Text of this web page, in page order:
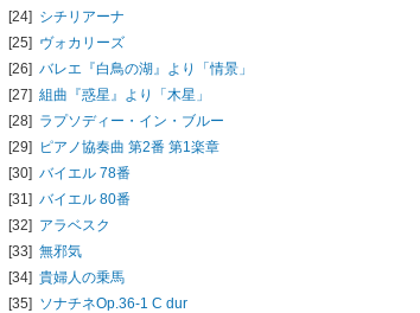
[24] シチリアーナ
[25] ヴォカリーズ
[26] バレエ『白鳥の湖』より「情景」
[27] 組曲『惑星』より「木星」
[28] ラプソディー・イン・ブルー
[29] ピアノ協奏曲 第2番 第1楽章
[30] バイエル 78番
[31] バイエル 80番
[32] アラベスク
[33] 無邪気
[34] 貴婦人の乗馬
[35] ソナチネOp.36-1 C dur